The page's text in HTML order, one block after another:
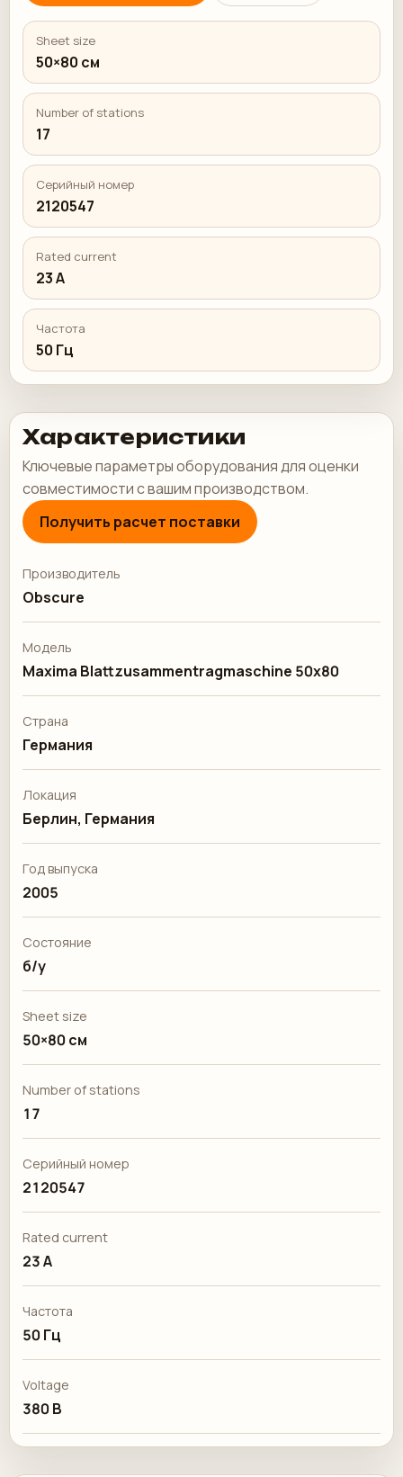
Sheet size
50×80 см
Number of stations
17
Серийный номер
2120547
Rated current
23 А
Частота
50 Гц
Характеристики
Ключевые параметры оборудования для оценки
совместимости с вашим производством.
Получить расчет поставки
Производитель
Obscure
Модель
Maxima Blattzusammentragmaschine 50x80
Страна
Германия
Локация
Берлин, Германия
Год выпуска
2005
Состояние
б/у
Sheet size
50×80 см
Number of stations
17
Серийный номер
2120547
Rated current
23 А
Частота
50 Гц
Voltage
380 В